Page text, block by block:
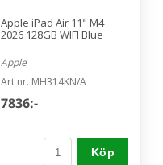
Apple iPad Air 11" M4
2026 128GB WIFI Blue
Apple
Art nr. MH314KN/A
7836:-
Köp